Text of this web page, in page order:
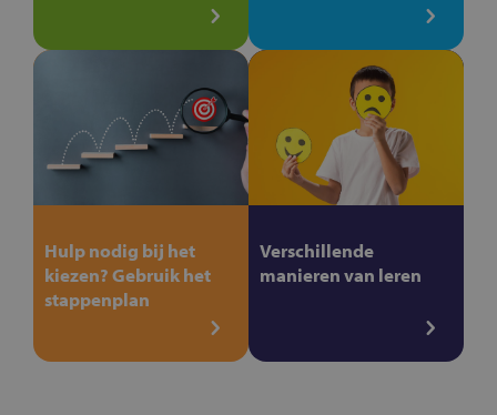
Hulp nodig bij het
kiezen? Gebruik het
stappenplan
Verschillende
manieren van leren